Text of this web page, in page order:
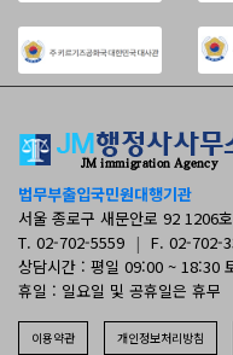
법무부출입국민원대행기관
서울 종로구 새문안로 92 1206
T. 02-702-5559 | F. 02-702-
상담시간 : 평일 09:00 ~ 18:30
휴일 : 일요일 및 공휴일은 휴무
이용약관 개인정보처리방침